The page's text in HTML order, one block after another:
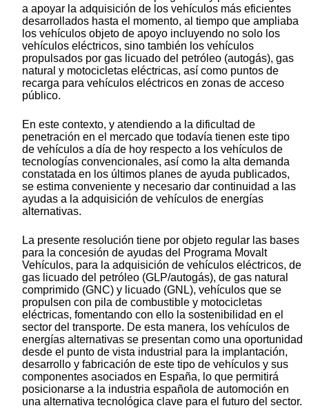
a apoyar la adquisición de los vehículos más eficientes
desarrollados hasta el momento, al tiempo que ampliaba
los vehículos objeto de apoyo incluyendo no solo los
vehículos eléctricos, sino también los vehículos
propulsados por gas licuado del petróleo (autogás), gas
natural y motocicletas eléctricas, así como puntos de
recarga para vehículos eléctricos en zonas de acceso
público.
En este contexto, y atendiendo a la dificultad de
penetración en el mercado que todavía tienen este tipo
de vehículos a día de hoy respecto a los vehículos de
tecnologías convencionales, así como la alta demanda
constatada en los últimos planes de ayuda publicados,
se estima conveniente y necesario dar continuidad a las
ayudas a la adquisición de vehículos de energías
alternativas.
La presente resolución tiene por objeto regular las bases
para la concesión de ayudas del Programa Movalt
Vehículos, para la adquisición de vehículos eléctricos, de
gas licuado del petróleo (GLP/autogás), de gas natural
comprimido (GNC) y licuado (GNL), vehículos que se
propulsen con pila de combustible y motocicletas
eléctricas, fomentando con ello la sostenibilidad en el
sector del transporte. De esta manera, los vehículos de
energías alternativas se presentan como una oportunidad
desde el punto de vista industrial para la implantación,
desarrollo y fabricación de este tipo de vehículos y sus
componentes asociados en España, lo que permitirá
posicionarse a la industria española de automoción en
una alternativa tecnológica clave para el futuro del sector.